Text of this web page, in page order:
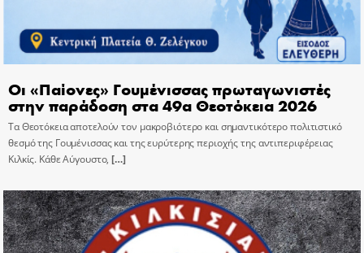
Οι «Παίονες» Γουμένισσας πρωταγωνιστές
στην παράδοση στα 49α Θεοτόκεια 2026
Τα Θεοτόκεια αποτελούν τον μακροβιότερο και σημαντικότερο πολιτιστικό
θεσμό της Γουμένισσας και της ευρύτερης περιοχής της αντιπεριφέρειας
Κιλκίς. Κάθε Αύγουστο, […]